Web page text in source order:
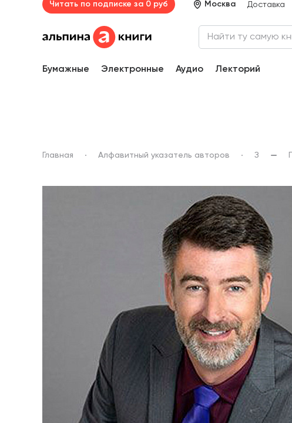
Читать по подписке за 0 руб Москва Доставка
Бумажные Электронные Аудио Лекторий
Главная Алфавитный указатель авторов З